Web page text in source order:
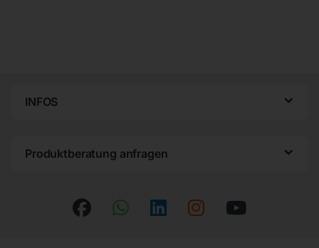
INFOS
Produktberatung anfragen